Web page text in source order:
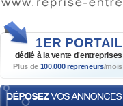
1ER PORTAIL
dédié à la vente d'entreprises
Plus de 100.000 repreneurs/mois